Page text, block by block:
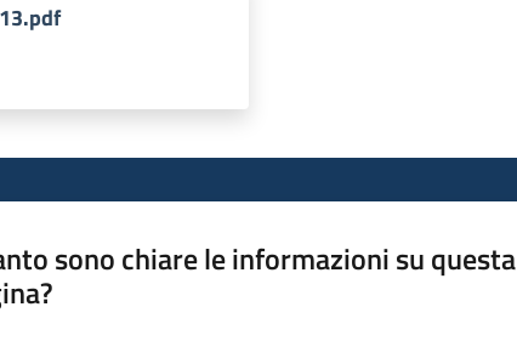
sono chiare le informazioni su questa